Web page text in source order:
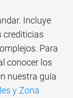
Incluye
crediticias
Para
conocer los
nuestra guía
y Zona